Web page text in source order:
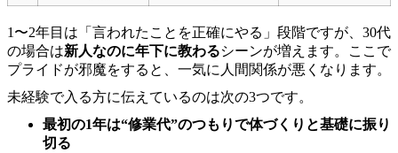
1〜2年目は「言われたことを正確にやる」段階ですが、30代
の場合は新人なのに年下に教わるシーンが増えます。ここで
プライドが邪魔をすると、一気に人間関係が悪くなります。
未経験で入る方に伝えているのは次の3つです。
最初の1年は“修業代”のつもりで体づくりと基礎に振り
切る